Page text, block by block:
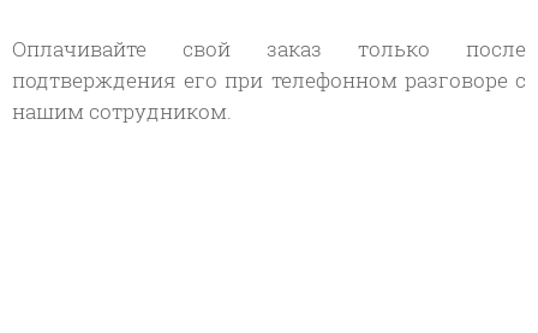
Оплачивайте свой заказ только после
подтверждения его при телефонном разговоре с
нашим сотрудником.